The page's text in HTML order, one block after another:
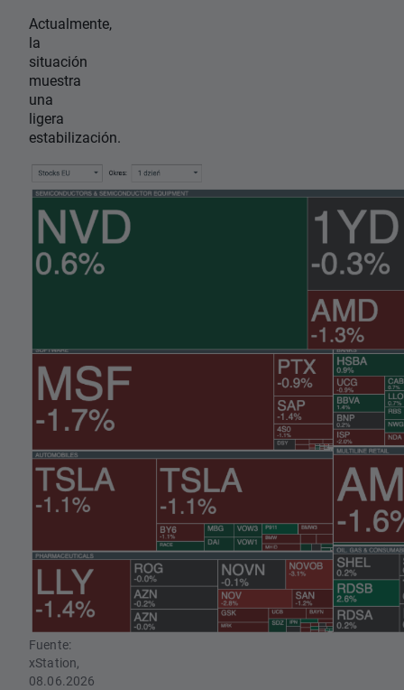
Actualmente,
la
situación
muestra
una
ligera
estabilización.
Fuente:
xStation,
08.06.2026